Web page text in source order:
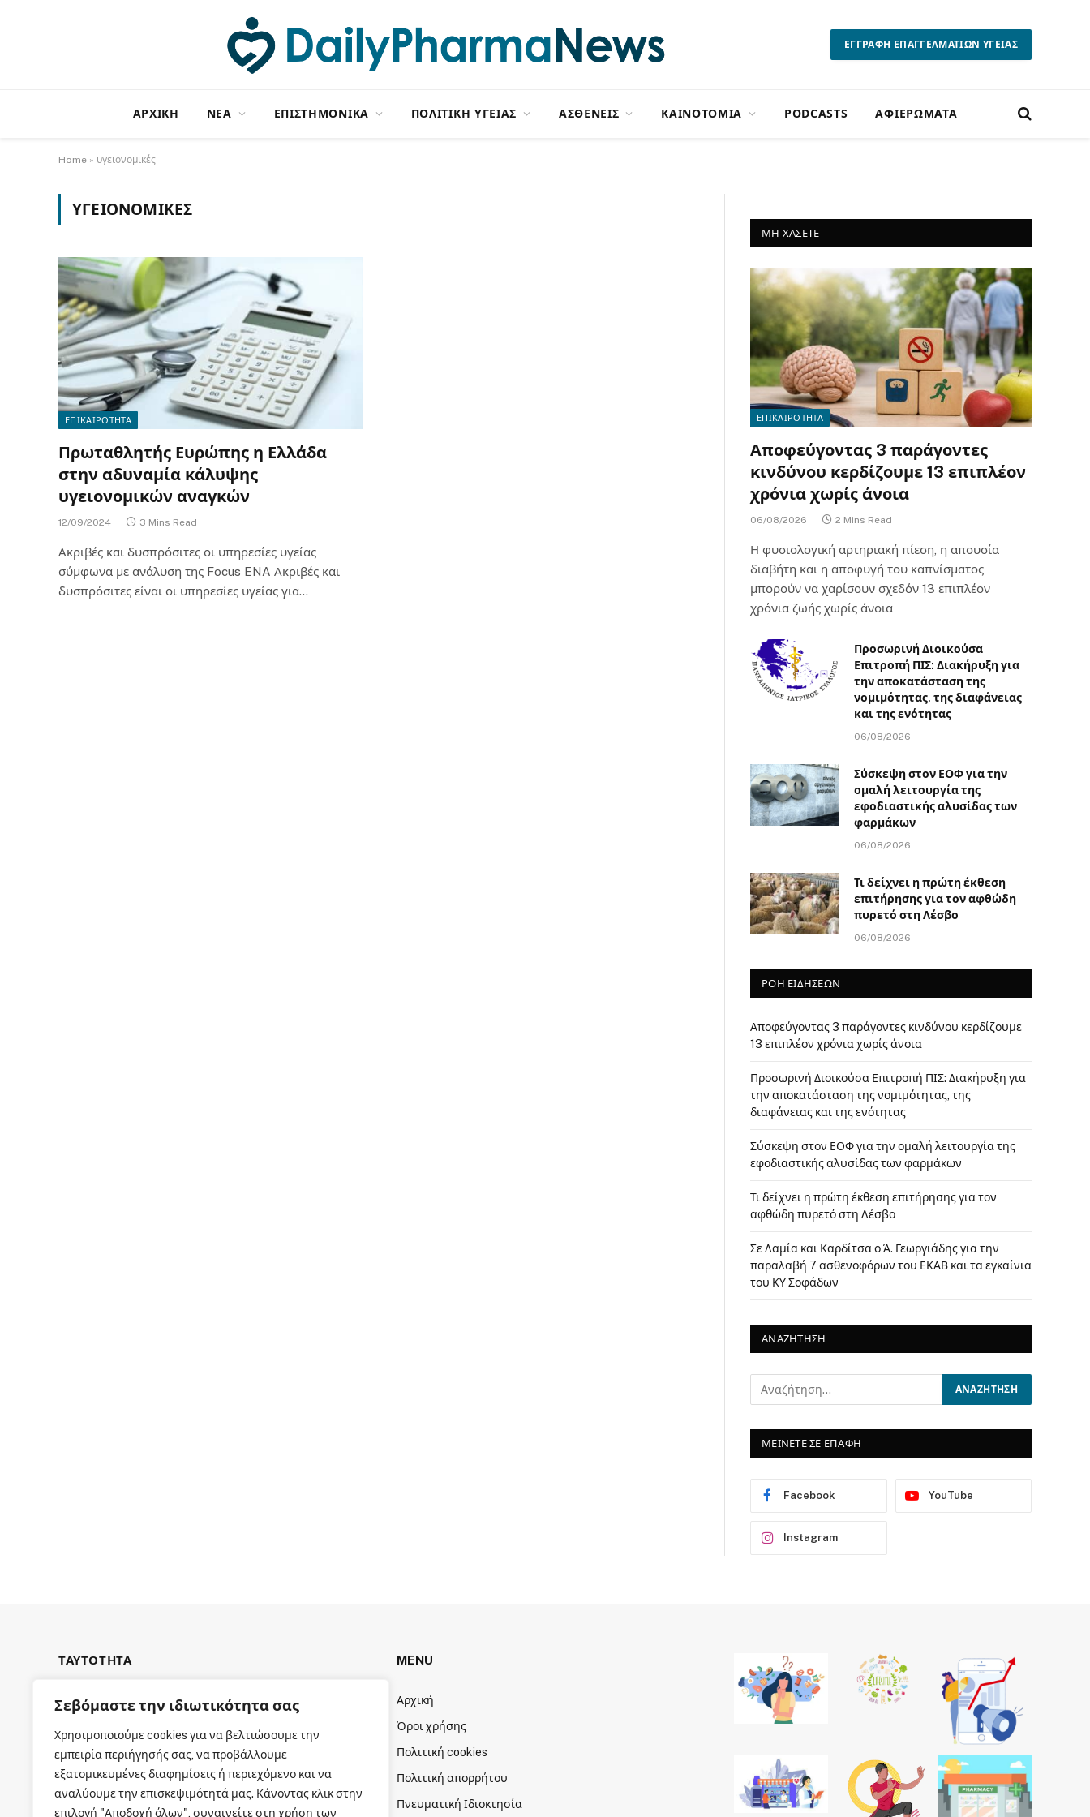
Σεβόμαστε την ιδιωτικότητα σας
Χρησιμοποιούμε cookies για να βελτιώσουμε την
εμπειρία περιήγησής σας, να προβάλλουμε
εξατομικευμένες διαφημίσεις ή περιεχόμενο και να
αναλύουμε την επισκεψιμότητά μας. Κάνοντας κλικ στην
επιλογή "Αποδοχή όλων", συναινείτε στη χρήση των
ΕΓΓΡΑΦΗ ΕΠΑΓΓΕΛΜΑΤΙΩΝ ΥΓΕΙΑΣ
ΑΡΧΙΚΗ NΕΑ ΕΠΙΣΤΗΜΟΝΙΚΑ ΠΟΛΙΤΙΚΗ ΥΓΕΙΑΣ ΑΣΘΕΝΕΙΣ ΚΑΙΝΟΤΟΜΙΑ PODCASTS ΑΦΙΕΡΩΜΑΤΑ
Home » υγειονομικές
ΥΓΕΙΟΝΟΜΙΚΈΣ
ΕΠΙΚΑΙΡΟΤΗΤΑ
Πρωταθλητής Ευρώπης η Ελλάδα
στην αδυναμία κάλυψης
υγειονομικών αναγκών
12/09/2024 3 Mins Read
Ακριβές και δυσπρόσιτες οι υπηρεσίες υγείας
σύμφωνα με ανάλυση της Focus ENA Ακριβές και
δυσπρόσιτες είναι οι υπηρεσίες υγείας για…
ΜΗ ΧΑΣΕΤΕ
ΕΠΙΚΑΙΡΟΤΗΤΑ
Αποφεύγοντας 3 παράγοντες
κινδύνου κερδίζουμε 13 επιπλέον
χρόνια χωρίς άνοια
06/08/2026 2 Mins Read
Η φυσιολογική αρτηριακή πίεση, η απουσία
διαβήτη και η αποφυγή του καπνίσματος
μπορούν να χαρίσουν σχεδόν 13 επιπλέον
χρόνια ζωής χωρίς άνοια
Προσωρινή Διοικούσα
Επιτροπή ΠΙΣ: Διακήρυξη για
την αποκατάσταση της
νομιμότητας, της διαφάνειας
και της ενότητας
06/08/2026
Σύσκεψη στον ΕΟΦ για την
ομαλή λειτουργία της
εφοδιαστικής αλυσίδας των
φαρμάκων
06/08/2026
Τι δείχνει η πρώτη έκθεση
επιτήρησης για τον αφθώδη
πυρετό στη Λέσβο
06/08/2026
ΡΟΗ ΕΙΔΗΣΕΩΝ
Αποφεύγοντας 3 παράγοντες κινδύνου κερδίζουμε
13 επιπλέον χρόνια χωρίς άνοια
Προσωρινή Διοικούσα Επιτροπή ΠΙΣ: Διακήρυξη για
την αποκατάσταση της νομιμότητας, της
διαφάνειας και της ενότητας
Σύσκεψη στον ΕΟΦ για την ομαλή λειτουργία της
εφοδιαστικής αλυσίδας των φαρμάκων
Τι δείχνει η πρώτη έκθεση επιτήρησης για τον
αφθώδη πυρετό στη Λέσβο
Σε Λαμία και Καρδίτσα ο Ά. Γεωργιάδης για την
παραλαβή 7 ασθενοφόρων του ΕΚΑΒ και τα εγκαίνια
του ΚΥ Σοφάδων
ΑΝΑΖΗΤΗΣΗ
ΜΕΙΝΕΤΕ ΣΕ ΕΠΑΦΗ
Facebook YouTube
Instagram
ΤΑΥΤΟΤΗΤΑ
ΕΤΑΙΡΙΚΗ ΤΑΥΤΟΤΗΤΑ
MENU
Αρχική
Όροι χρήσης
Πολιτική cookies
Πολιτική απορρήτου
Πνευματική Ιδιοκτησία